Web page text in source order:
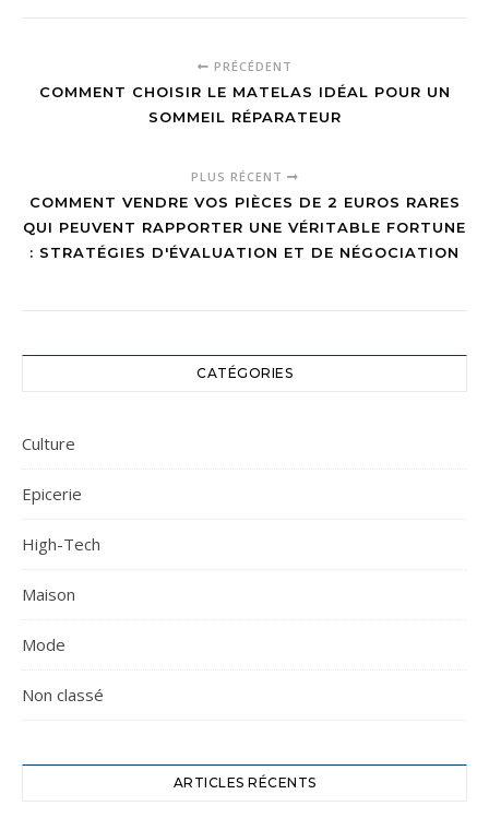
PRÉCÉDENT
COMMENT CHOISIR LE MATELAS IDÉAL POUR UN
SOMMEIL RÉPARATEUR
PLUS RÉCENT
COMMENT VENDRE VOS PIÈCES DE 2 EUROS RARES
QUI PEUVENT RAPPORTER UNE VÉRITABLE FORTUNE
: STRATÉGIES D'ÉVALUATION ET DE NÉGOCIATION
CATÉGORIES
Culture
Epicerie
High-Tech
Maison
Mode
Non classé
ARTICLES RÉCENTS